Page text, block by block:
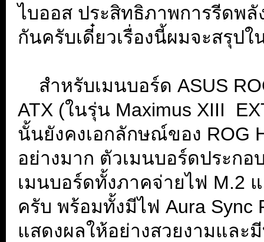
ไบออส ประสิทธิภาพการรีดพ
กันครับเดี๋ยวเรื่องนี้ผมจะสรุปใ
สำหรับเมนบอร์ด ASUS
ATX (ในรุ่น Maximus XIII
นั้นยังคงเอกลักษณ์ของ ROG
อย่างมาก ตัวเมนบอร์ดประก
เมนบอร์ดทั้งภาคจ่ายไฟ M.2
ครับ พร้อมทั้งมีไฟ Aura
แสดงผลให้อย่างสวยงามและ